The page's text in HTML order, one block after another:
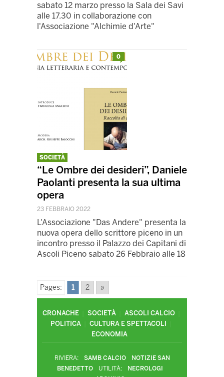
sabato 12 marzo presso la Sala dei Savi
alle 17.30 in collaborazione con
l'Associazione "Alchimie d'Arte"
0
SOCIETÀ
“Le Ombre dei desideri”, Daniele
Paolanti presenta la sua ultima
opera
23 FEBBRAIO 2022
L'Associazione "Das Andere" presenta la
nuova opera dello scrittore piceno in un
incontro presso il Palazzo dei Capitani di
Ascoli Piceno sabato 26 Febbraio alle 18
Pages: 1 2 »
CRONACHE SOCIETÀ
ASCOLI CALCIO
POLITICA
CULTURA E SPETTACOLI
ECONOMIA
RIVIERA: SAMB CALCIO
NOTIZIE SAN
BENEDETTO
UTILITÀ:
NECROLOGI